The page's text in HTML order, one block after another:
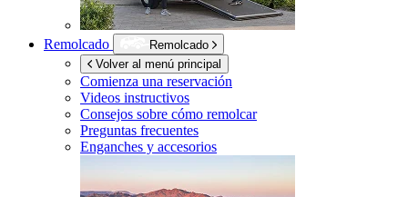
Remolcado
Remolcado
Volver al menú principal
Comienza una reservación
Videos instructivos
Consejos sobre cómo remolcar
Preguntas frecuentes
Enganches y accesorios